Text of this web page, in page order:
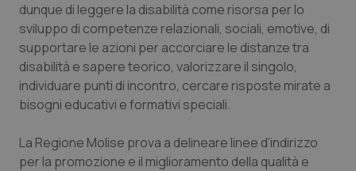
Friuli Venezia Giulia
Lazio
Liguria
Lombardia
Dermatite Atopica
Diabete & glucometri
Disturbi dell’umore
Dolore
dunque di leggere la disabilità come risorsa per lo
sviluppo di competenze relazionali, sociali, emotive, di
supportare le azioni per accorciare le distanze tra
disabilità e sapere teorico, valorizzare il singolo,
individuare punti di incontro, cercare risposte mirate a
bisogni educativi e formativi speciali.
La Regione Molise prova a delineare linee d’indirizzo
per la promozione e il miglioramento della qualità e